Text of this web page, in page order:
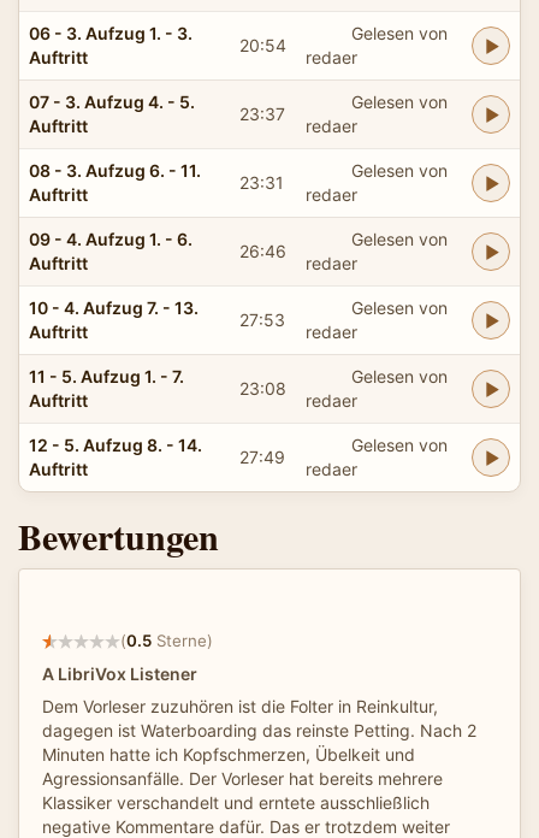
06 - 3. Aufzug 1. - 3.
Auftritt
20:54
Gelesen von
redaer
07 - 3. Aufzug 4. - 5.
Auftritt
23:37
Gelesen von
redaer
08 - 3. Aufzug 6. - 11.
Auftritt
23:31
Gelesen von
redaer
09 - 4. Aufzug 1. - 6.
Auftritt
26:46
Gelesen von
redaer
10 - 4. Aufzug 7. - 13.
Auftritt
27:53
Gelesen von
redaer
11 - 5. Aufzug 1. - 7.
Auftritt
23:08
Gelesen von
redaer
12 - 5. Aufzug 8. - 14.
Auftritt
27:49
Gelesen von
redaer
Bewertungen
(0.5 Sterne)
A LibriVox Listener
Dem Vorleser zuzuhören ist die Folter in Reinkultur,
dagegen ist Waterboarding das reinste Petting. Nach 2
Minuten hatte ich Kopfschmerzen, Übelkeit und
Agressionsanfälle. Der Vorleser hat bereits mehrere
Klassiker verschandelt und erntete ausschließlich
negative Kommentare dafür. Das er trotzdem weiter